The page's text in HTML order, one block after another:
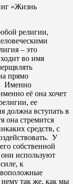
«Жизнь
религии,
– это
во имя
прямо
Именно
её она хочет
ее
должна вступать в
она стремится
средств, с
У
собственной
используют
к
нему так же, как мы